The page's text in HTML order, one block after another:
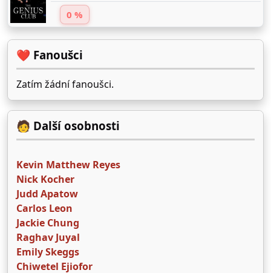
0 %
❤️ Fanoušci
Zatím žádní fanoušci.
🧑 Další osobnosti
Kevin Matthew Reyes
Nick Kocher
Judd Apatow
Carlos Leon
Jackie Chung
Raghav Juyal
Emily Skeggs
Chiwetel Ejiofor